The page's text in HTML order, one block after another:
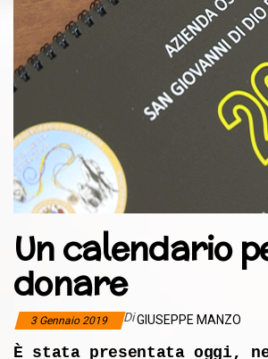
Un calendario
donare
3 Gennaio 2019 DiGIUSEPPE MANZO
È stata presentata oggi,